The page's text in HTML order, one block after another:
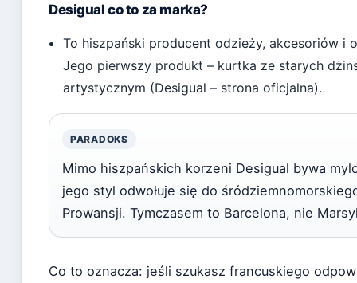
Desigual co to za marka?
To hiszpański producent odzieży, akcesoriów i
Jego pierwszy produkt – kurtka ze starych
artystycznym (Desigual – strona oficjalna).
PARADOKS
Mimo hiszpańskich korzeni Desigual bywa
jego styl odwołuje się do
Prowansji. Tymczasem to Barcelona, nie
Co to oznacza: jeśli szukasz francuskiego